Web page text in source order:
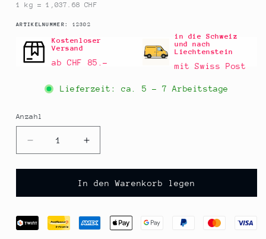
1 kg = 1,037.68 CHF
ARTIKELNUMMER: SKU:
12302
Kostenloser
Versand
ab CHF 85.–
in die Schweiz
und nach
Liechtenstein
mit Swiss Post
Lieferzeit: ca. 5 - 7 Arbeitstage
Anzahl
Anzahl
Verringere
die
Menge
Winteredeltrüffel
Melanosporum),
Pelures,
Erhöhe
die
Menge
für
Winteredeltrüffel
Melanosporum),
Pelures,
In den Warenkorb legen